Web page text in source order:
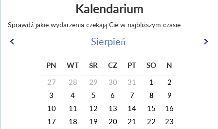
Kalendarium
Sprawdź jakie wydarzenia czekają Cie w najbliższym czasie
Sierpień
PN WT ŚR CZ PT SO N
27 28 29 30 31 1
2
3
4 5 6 7 8
9
10
11 12 13 14 15
16
17
18 19 20 21 22
23